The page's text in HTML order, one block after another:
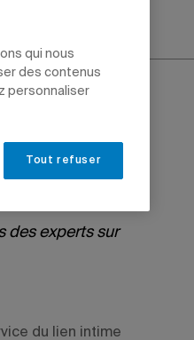
des experts sur
du lien intime
qui nous
des contenus
personnaliser
Tout refuser